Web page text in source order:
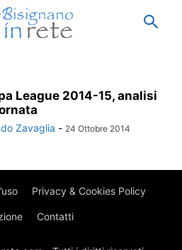
League 2014-15, analisi
Zavaglia - 24 Ottobre 2014
Privacy & Cookies Policy
Contatti